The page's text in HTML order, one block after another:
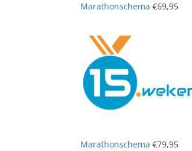
Marathonschema €69,95
Marathonschema €79,95